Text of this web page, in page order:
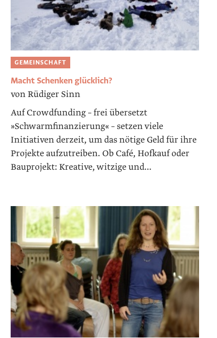
GEMEINSCHAFT
Macht Schenken glücklich?
von Rüdiger Sinn
Auf Crowdfunding – frei übersetzt
»Schwarmfinanzierung« – setzen viele
Initiativen derzeit, um das nötige Geld für ihre
Projekte aufzutreiben. Ob Café, Hofkauf oder
Bauprojekt: Kreative, witzige und...